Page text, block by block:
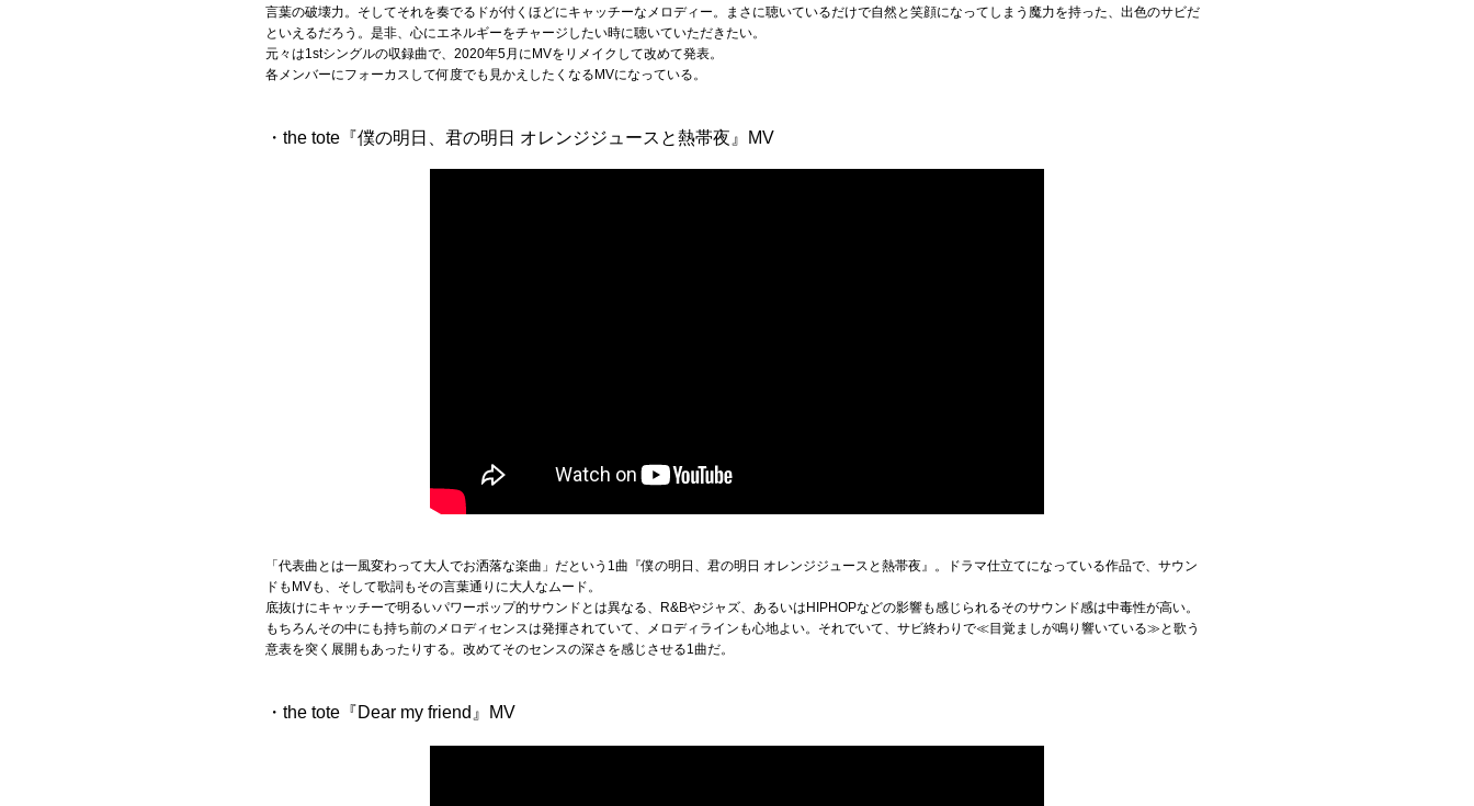
言葉の破壊力。そしてそれを奏でるドが付くほどにキャッチーなメロディー。まさに聴いているだけで自然と笑顔になってしまう魔力を持った、出色のサビだ
といえるだろう。是非、心にエネルギーをチャージしたい時に聴いていただきたい。
元々は1stシングルの収録曲で、2020年5月にMVをリメイクして改めて発表。
各メンバーにフォーカスして何度でも見かえしたくなるMVになっている。
・the tote『僕の明日、君の明日 オレンジジュースと熱帯夜』MV
「代表曲とは一風変わって大人でお洒落な楽曲」だという1曲『僕の明日、君の明日 オレンジジュースと熱帯夜』。ドラマ仕立てになっている作品で、サウン
ドもMVも、そして歌詞もその言葉通りに大人なムード。
底抜けにキャッチーで明るいパワーポップ的サウンドとは異なる、R&Bやジャズ、あるいはHIPHOPなどの影響も感じられるそのサウンド感は中毒性が高い。
もちろんその中にも持ち前のメロディセンスは発揮されていて、メロディラインも心地よい。それでいて、サビ終わりで≪目覚ましが鳴り響いている≫と歌う
意表を突く展開もあったりする。改めてそのセンスの深さを感じさせる1曲だ。
・the tote『Dear my friend』MV